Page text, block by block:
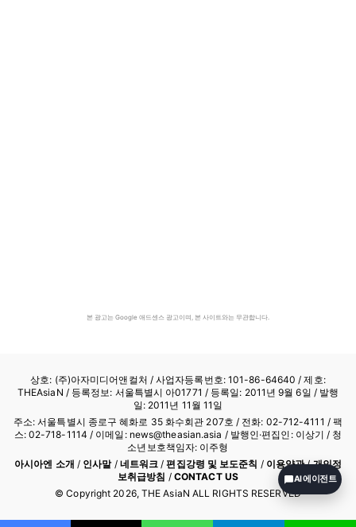
본 광고는 Google 애드센스 광고이며, 본 사이트와는 무관합니다.
상호: (주)아자미디어앤컬처 /사업자등록번호: 101-86-64640 / 제호:
THEAsiaN / 등록정보: 서울특별시 아01771 / 등록일: 2011년 9월 6일 / 발행
일: 2011년 11월 11일
주소: 서울특별시 종로구 혜화로 35 화수회관 207호 / 전화: 02-712-4111 / 팩
스: 02-718-1114 / 이메일: news@theasian.asia / 발행인·편집인: 이상기 / 청
소년보호책임자: 이주형
아시아엔 소개 / 인사말/ 네트워크 /편집강령 및 보도준칙 / 이용약관/개인정
보취급방침 / CONTACT US
© Copyright 2026, THE AsiaN ALL RIGHTS RESERVED
AI 에이전트